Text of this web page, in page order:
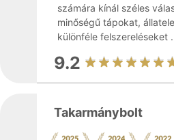
számára kínál széles
minőségű tápokat,
különféle felszereléseket
9.2
Takarmánybolt